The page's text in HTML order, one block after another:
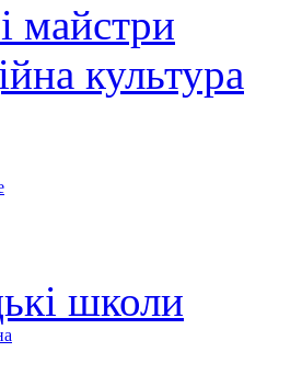
майстри
культура
школи